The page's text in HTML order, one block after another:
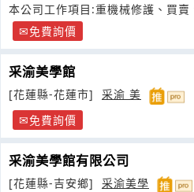
本公司工作項目:重機械修護、買賣
底盤等免費詢價
采渝美學館
[花蓮縣-花蓮市]
采渝 美
免費詢價
采渝美學館有限公司
[花蓮縣-吉安鄉]
采渝美學